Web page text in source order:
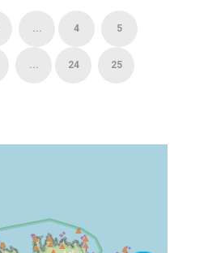
... 4 5
... 24 25